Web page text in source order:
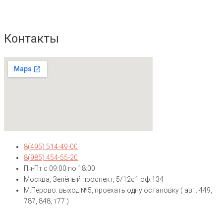
Контакты
8(495) 514-49-00
8(985) 454-55-20
Пн-Пт с 09:00 по 18:00
Москва, Зелёный проспект, 5/12с1 оф.134
М.Перово. выход №5, проехать одну остановку ( авт. 449,
787, 848, т77 )